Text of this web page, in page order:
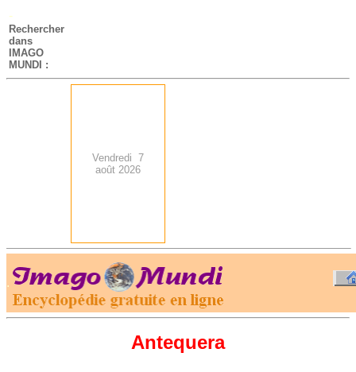
-
Rechercher
dans
IMAGO
MUNDI :
Vendredi 7
août 2026
.
Antequera